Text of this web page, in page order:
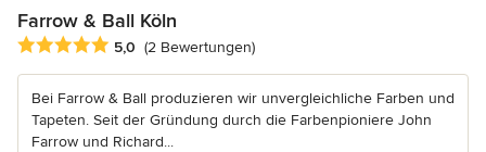
Farrow & Ball Köln
Durchschnittliche Bewertung: 5 von 5 Sternen
5,0 (2 Bewertungen)
Bei Farrow & Ball produzieren wir unvergleichliche Farben und
Tapeten. Seit der Gründung durch die Farbenpioniere John
Farrow und Richard...